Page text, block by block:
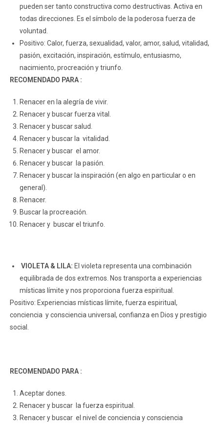
pueden ser tanto constructiva como destructivas. Activa en
todas direcciones. Es el símbolo de la poderosa fuerza de
voluntad.
Positivo: Calor, fuerza, sexualidad, valor, amor, salud, vitalidad,
pasión, excitación, inspiración, estímulo, entusiasmo,
nacimiento, procreación y triunfo.
RECOMENDADO PARA :
Renacer en la alegría de vivir.
Renacer y buscar fuerza vital.
Renacer y buscar salud.
Renacer y buscar la vitalidad.
Renacer y buscar el amor.
Renacer y buscar la pasión.
Renacer y buscar la inspiración (en algo en particular o en
general).
Renacer.
Buscar la procreación.
Renacer y buscar el triunfo.
VIOLETA & LILA: El violeta representa una combinación
equilibrada de dos extremos. Nos transporta a experiencias
místicas límite y nos proporciona fuerza espiritual.
Positivo: Experiencias místicas límite, fuerza espiritual,
conciencia y consciencia universal, confianza en Dios y prestigio
social.
RECOMENDADO PARA :
Aceptar dones.
Renacer y buscar la fuerza espiritual.
Renacer y buscar el nivel de conciencia y consciencia